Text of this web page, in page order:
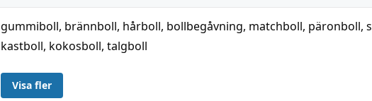
gummiboll, brännboll, hårboll, bollbegåvning, matchboll, päronboll,
kastboll, kokosboll, talgboll
Visa fler